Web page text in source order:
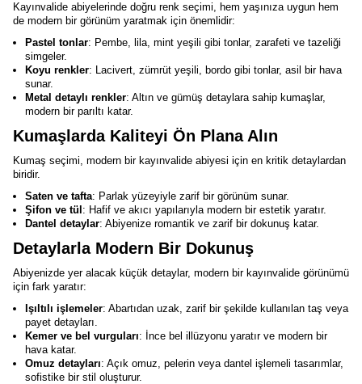
Kayınvalide abiyelerinde doğru renk seçimi, hem yaşınıza uygun hem
de modern bir görünüm yaratmak için önemlidir:
Pastel tonlar: Pembe, lila, mint yeşili gibi tonlar, zarafeti ve tazeliği
simgeler.
Koyu renkler: Lacivert, zümrüt yeşili, bordo gibi tonlar, asil bir hava
sunar.
Metal detaylı renkler: Altın ve gümüş detaylara sahip kumaşlar,
modern bir parıltı katar.
Kumaşlarda Kaliteyi Ön Plana Alın
Kumaş seçimi, modern bir kayınvalide abiyesi için en kritik detaylardan
biridir.
Saten ve tafta: Parlak yüzeyiyle zarif bir görünüm sunar.
Şifon ve tül : Hafif ve akıcı yapılarıyla modern bir estetik yaratır.
Dantel detaylar: Abiyenize romantik ve zarif bir dokunuş katar.
Detaylarla Modern Bir Dokunuş
Abiyenizde yer alacak küçük detaylar, modern bir kayınvalide görünümü
için fark yaratır:
Işıltılı işlemeler: Abartıdan uzak, zarif bir şekilde kullanılan taş veya
payet detayları.
Kemer ve bel vurguları: İnce bel illüzyonu yaratır ve modern bir
hava katar.
Omuz detayları: Açık omuz, pelerin veya dantel işlemeli tasarımlar,
sofistike bir stil oluşturur.